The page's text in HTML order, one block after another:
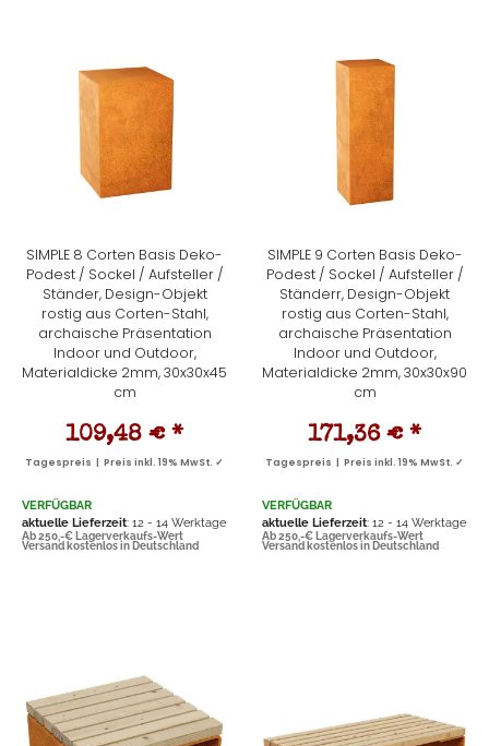
SIMPLE 8 Corten Basis Deko-
Podest / Sockel / Aufsteller /
Ständer, Design-Objekt
rostig aus Corten-Stahl,
archaische Präsentation
Indoor und Outdoor,
Materialdicke 2mm, 30x30x45
cm
109,48 € *
Tagespreis | Preis inkl. 19% MwSt. ✓
VERFÜGBAR
aktuelle Lieferzeit: 12 - 14 Werktage
Ab 250,-€ Lagerverkaufs-Wert
Versand kostenlos in Deutschland
SIMPLE 9 Corten Basis Deko-
Podest / Sockel / Aufsteller /
Ständerr, Design-Objekt
rostig aus Corten-Stahl,
archaische Präsentation
Indoor und Outdoor,
Materialdicke 2mm, 30x30x90
cm
171,36 € *
Tagespreis | Preis inkl. 19% MwSt. ✓
VERFÜGBAR
aktuelle Lieferzeit: 12 - 14 Werktage
Ab 250,-€ Lagerverkaufs-Wert
Versand kostenlos in Deutschland